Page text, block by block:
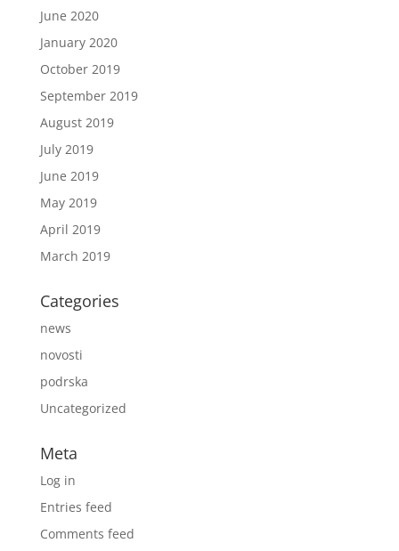
June 2020
January 2020
October 2019
September 2019
August 2019
July 2019
June 2019
May 2019
April 2019
March 2019
Categories
news
novosti
podrska
Uncategorized
Meta
Log in
Entries feed
Comments feed